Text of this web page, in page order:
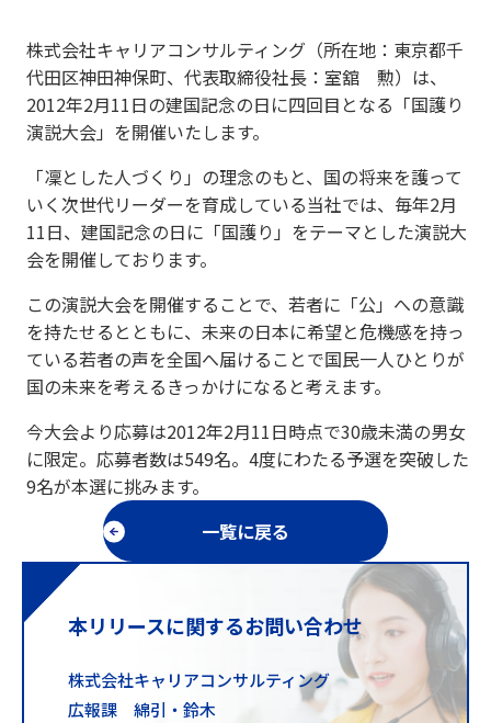
株式会社キャリアコンサルティング（所在地：東京都千
代田区神田神保町、代表取締役社長：室舘 勲）は、
2012年2月11日の建国記念の日に四回目となる「国護り
演説大会」を開催いたします。
「凜とした人づくり」の理念のもと、国の将来を護って
いく次世代リーダーを育成している当社では、毎年2月
11日、建国記念の日に「国護り」をテーマとした演説大
会を開催しております。
この演説大会を開催することで、若者に「公」への意識
を持たせるとともに、未来の日本に希望と危機感を持っ
ている若者の声を全国へ届けることで国民一人ひとりが
国の未来を考えるきっかけになると考えます。
今大会より応募は2012年2月11日時点で30歳未満の男女
に限定。応募者数は549名。4度にわたる予選を突破した
9名が本選に挑みます。
一覧に戻る
本リリースに関するお問い合わせ
株式会社キャリアコンサルティング
広報課 綿引・鈴木